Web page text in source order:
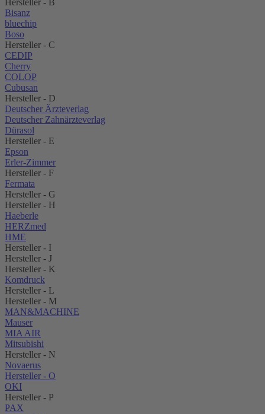
Hersteller - B
Bisanz
bluechip
Boso
Hersteller - C
CEDIP
Cherry
COLOP
Cubusan
Hersteller - D
Deutscher Ärzteverlag
Deutscher Zahnärzteverlag
Dürasol
Hersteller - E
Epson
Erler-Zimmer
Hersteller - F
Fermata
Hersteller - G
Hersteller - H
Haeberle
HERZmed
HME
Hersteller - I
Hersteller - J
Hersteller - K
Komdruck
Hersteller - L
Hersteller - M
MAN&MACHINE
Mauser
MIA AIR
Mitsubishi
Hersteller - N
Novaerus
Hersteller - O
OKI
Hersteller - P
PAX